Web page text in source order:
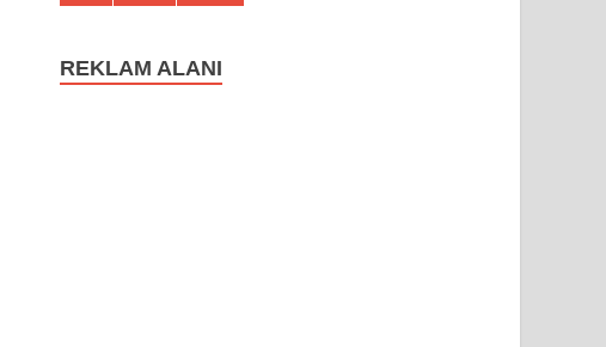
REKLAM ALANI